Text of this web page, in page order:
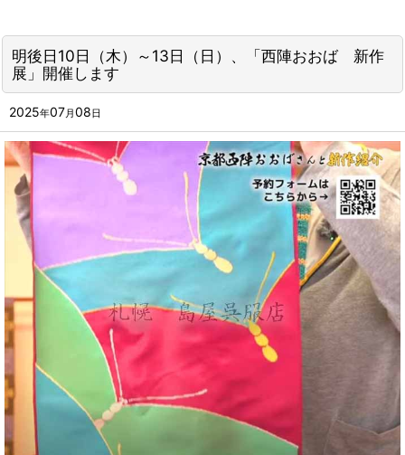
明後日10日（木）～13日（日）、「西陣おおば 新作
展」開催します
2025年07月08日